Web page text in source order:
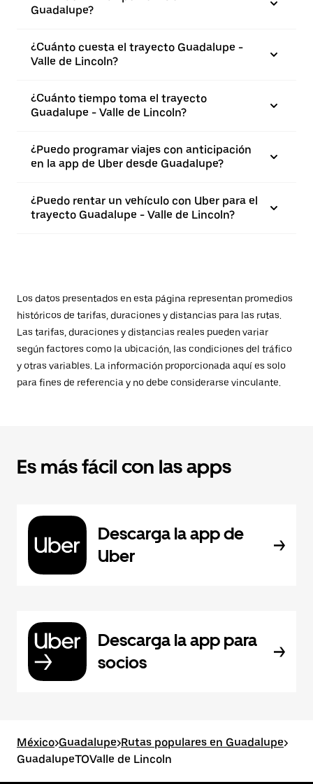
Guadalupe?
¿Cuánto cuesta el trayecto Guadalupe -
Valle de Lincoln?
¿Cuánto tiempo toma el trayecto
Guadalupe - Valle de Lincoln?
¿Puedo programar viajes con anticipación
en la app de Uber desde Guadalupe?
¿Puedo rentar un vehículo con Uber para el
trayecto Guadalupe - Valle de Lincoln?
Los datos presentados en esta página representan promedios
históricos de tarifas, duraciones y distancias para las rutas.
Las tarifas, duraciones y distancias reales pueden variar
según factores como la ubicación, las condiciones del tráfico
y otras variables. La información proporcionada aquí es solo
para fines de referencia y no debe considerarse vinculante.
Es más fácil con las apps
Descarga la app de
Uber
Descarga la app para
socios
México>Guadalupe>Rutas populares en Guadalupe>
GuadalupeTOValle de Lincoln